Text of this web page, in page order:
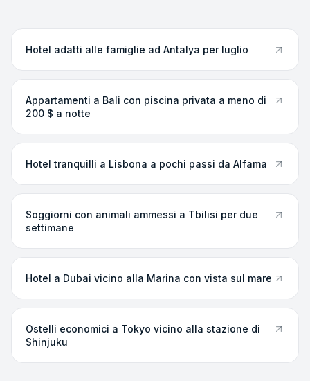
Hotel adatti alle famiglie ad Antalya per luglio
Appartamenti a Bali con piscina privata a meno di
200 $ a notte
Hotel tranquilli a Lisbona a pochi passi da Alfama
Soggiorni con animali ammessi a Tbilisi per due
settimane
Hotel a Dubai vicino alla Marina con vista sul mare
Ostelli economici a Tokyo vicino alla stazione di
Shinjuku